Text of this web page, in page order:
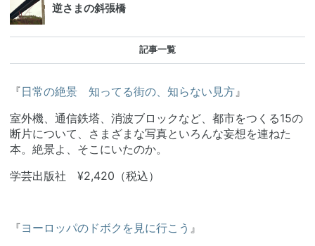
逆さまの斜張橋
記事一覧
『日常の絶景 知ってる街の、知らない見方 』
室外機、通信鉄塔、消波ブロックなど、都市をつくる15の
断片について、さまざまな写真といろんな妄想を連ねた
本。絶景よ、そこにいたのか。
学芸出版社 ¥2,420（税込）
『ヨーロッパのドボクを見に行こう 』